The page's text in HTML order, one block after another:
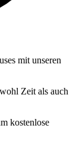
mit unseren
Zeit als auch
kostenlose